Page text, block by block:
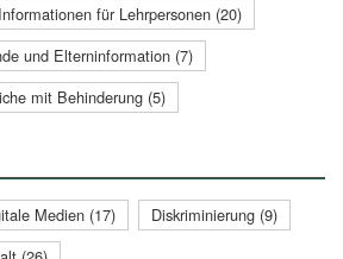
für Lehrpersonen (20)
und Elterninformation (7)
mit Behinderung (5)
Medien (17)
Diskriminierung (9)